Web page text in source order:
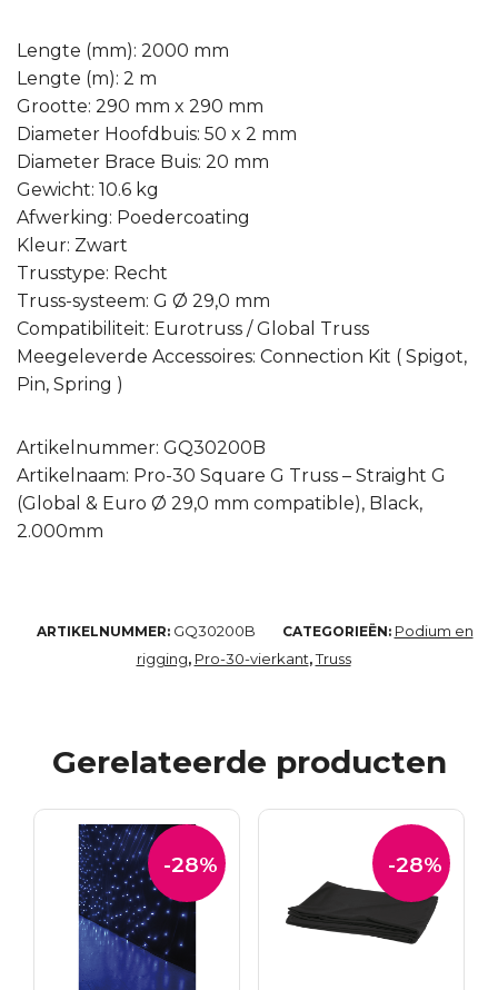
Lengte (mm): 2000 mm
Lengte (m): 2 m
Grootte: 290 mm x 290 mm
Diameter Hoofdbuis: 50 x 2 mm
Diameter Brace Buis: 20 mm
Gewicht: 10.6 kg
Afwerking: Poedercoating
Kleur: Zwart
Trusstype: Recht
Truss-systeem: G Ø 29,0 mm
Compatibiliteit: Eurotruss / Global Truss
Meegeleverde Accessoires: Connection Kit ( Spigot,
Pin, Spring )
Artikelnummer: GQ30200B
Artikelnaam: Pro-30 Square G Truss – Straight G
(Global & Euro Ø 29,0 mm compatible), Black,
2.000mm
ARTIKELNUMMER: GQ30200B CATEGORIEËN: Podium en
rigging, Pro-30-vierkant,Truss
Gerelateerde producten
-28% -28%